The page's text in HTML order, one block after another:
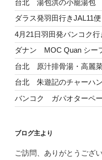
台北 湯包洪の小籠湯包
ダラス発羽田行きJAL11
4月21日羽田発バンコク
ダナン MOC Quan シー
台北 原汁排骨湯・高麗
台北 朱遊記のチャーハン
バンコク ガパオターペ
ブログ主より
ご訪問、ありがとうござ